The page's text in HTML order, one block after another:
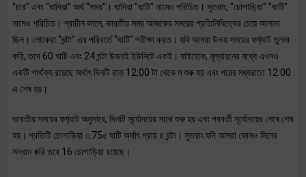
"চার" এবং "ঘাদিয়া" অর্থ "সময়"। ঘাদিয়া "ঘাটি" নামেও পরিচিত। সুতরাং, "চোগাড়িয়া" "ঘাটি"
নামেও পরিচিত। প্রাচীন কালে, ভারতীয় সময় আজকের সময়ের প্রতিনিধিত্বের চেয়ে আলাদা
ছিল। লোকেরা "ঘন্টা" এর পরিবর্তে "ঘাটি" পরীক্ষা করত। যদি আমরা উভয় সময়ের ফর্ম্যাট তুলনা
করি, তবে 60 ঘাটি এবং 24 ঘন্টা উভয়ই ইউনিটে একই। যাইহোক, মূল্যায়নের মধ্যে এখনও
একটি পার্থক্য রয়েছে অর্থাৎ দিনটি রাত 12:00 টা থেকে ম শুরু হয় এবং পরের মধ্যরাতে 12:00
এ শেষ হয়।
ভারতীয় সময়ের ফর্ম্যাট অনুসারে, দিনটি সূর্যোদয়ের সাথে শুরু হয় এবং পরবর্তী সূর্যোদয়ের শেষে শেষ
হয়। প্রতিটি চোগাড়িয়া ৩.75৫ ঘাটি অর্থাৎ প্রায় ৪ ঘন্টা। সুতরাং যদি আমরা কোনও দিনের
সন্ধান করি তবে 16 চোগাড়িয়া রয়েছে।